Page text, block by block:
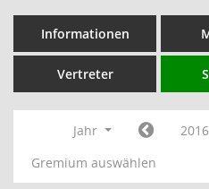
Informationen
Vertreter
Jahr
2016
Gremium auswählen